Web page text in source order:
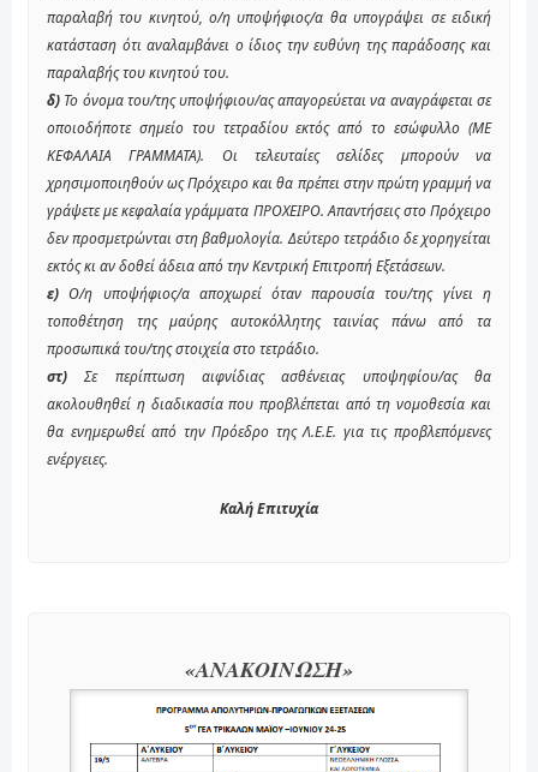
παραλαβή του κινητού, ο/η υποψήφιος/α θα υπογράψει σε ειδική
κατάσταση ότι αναλαμβάνει ο ίδιος την ευθύνη της παράδοσης και
παραλαβής του κινητού του.
δ) Το όνομα του/της υποψήφιου/ας απαγορεύεται να αναγράφεται σε
οποιοδήποτε σημείο του τετραδίου εκτός από το εσώφυλλο (ΜΕ
ΚΕΦΑΛΑΙΑ ΓΡΑΜΜΑΤΑ). Οι τελευταίες σελίδες μπορούν να
χρησιμοποιηθούν ως Πρόχειρο και θα πρέπει στην πρώτη γραμμή να
γράψετε με κεφαλαία γράμματα ΠΡΟΧΕΙΡΟ. Απαντήσεις στο Πρόχειρο
δεν προσμετρώνται στη βαθμολογία. Δεύτερο τετράδιο δε χορηγείται
εκτός κι αν δοθεί άδεια από την Κεντρική Επιτροπή Εξετάσεων.
ε) Ο/η υποψήφιος/α αποχωρεί όταν παρουσία του/της γίνει η
τοποθέτηση της μαύρης αυτοκόλλητης ταινίας πάνω από τα
προσωπικά του/της στοιχεία στο τετράδιο.
στ) Σε περίπτωση αιφνίδιας ασθένειας υποψηφίου/ας θα
ακολουθηθεί η διαδικασία που προβλέπεται από τη νομοθεσία και
θα ενημερωθεί από την Πρόεδρο της Λ.Ε.Ε. για τις προβλεπόμενες
ενέργειες.
Καλή Επιτυχία
«ΑΝΑΚΟΙΝΩΣΗ»